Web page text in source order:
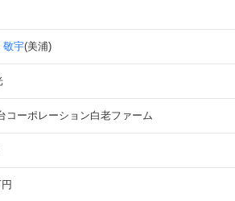
敬宇(美浦)
コーポレーション白老ファーム